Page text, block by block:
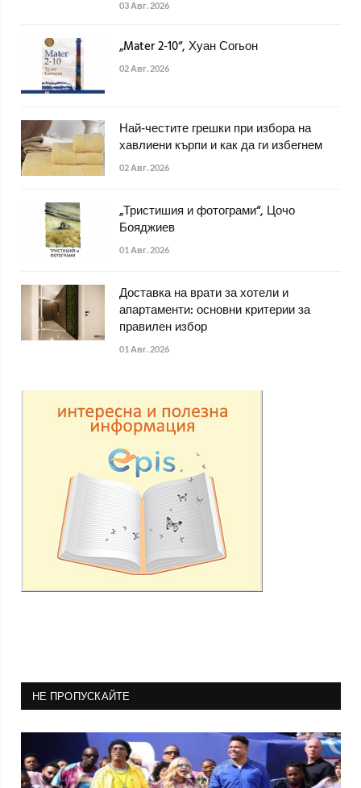
03 Авг. 2026
„Mater 2-10“, Хуан Согьон
02 Авг. 2026
Най-честите грешки при избора на
хавлиени кърпи и как да ги избегнем
02 Авг. 2026
„Тристишия и фотограми“, Цочо
Бояджиев
01 Авг. 2026
Доставка на врати за хотели и
апартаменти: основни критерии за
правилен избор
01 Авг. 2026
НЕ ПРОПУСКАЙТЕ